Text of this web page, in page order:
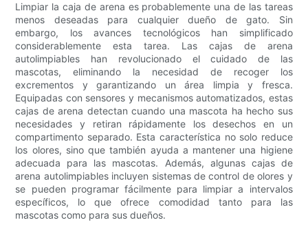
Limpiar la caja de arena es probablemente una de las tareas
menos deseadas para cualquier dueño de gato. Sin
embargo, los avances tecnológicos han simplificado
considerablemente esta tarea. Las cajas de arena
autolimpiables han revolucionado el cuidado de las
mascotas, eliminando la necesidad de recoger los
excrementos y garantizando un área limpia y fresca.
Equipadas con sensores y mecanismos automatizados, estas
cajas de arena detectan cuando una mascota ha hecho sus
necesidades y retiran rápidamente los desechos en un
compartimento separado. Esta característica no solo reduce
los olores, sino que también ayuda a mantener una higiene
adecuada para las mascotas. Además, algunas cajas de
arena autolimpiables incluyen sistemas de control de olores y
se pueden programar fácilmente para limpiar a intervalos
específicos, lo que ofrece comodidad tanto para las
mascotas como para sus dueños.